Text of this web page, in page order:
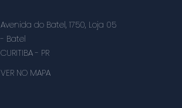
Avenida do Batel, 1750, Loja 05
- Batel
CURITIBA- PR
VER NO MAPA